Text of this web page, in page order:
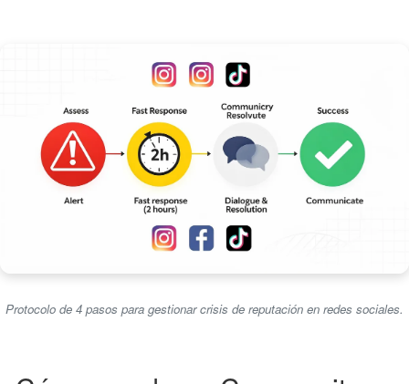
Protocolo de 4 pasos para gestionar crisis de reputación en redes sociales.